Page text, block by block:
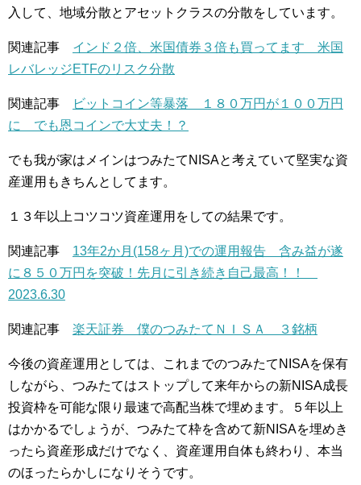
入して、地域分散とアセットクラスの分散をしています。
関連記事 インド２倍、米国債券３倍も買ってます 米国
レバレッジETFのリスク分散
関連記事
ビットコイン等暴落 １８０万円が１００万円
に でも恩コインで大丈夫！？
でも我が家はメインはつみたてNISAと考えていて堅実な資
産運用もきちんとしてます。
１３年以上コツコツ資産運用をしての結果です。
関連記事 13年2か月(158ヶ月)での運用報告 含み益が遂
に８５０万円を突破！先月に引き続き自己最高！！
2023.6.30
関連記事 楽天証券 僕のつみたてＮＩＳＡ ３銘柄
今後の資産運用としては、これまでのつみたてNISAを保有
しながら、つみたてはストップして来年からの新NISA成長
投資枠を可能な限り最速で高配当株で埋めます。５年以上
はかかるでしょうが、つみたて枠を含めて新NISAを埋めき
ったら資産形成だけでなく、資産運用自体も終わり、本当
のほったらかしになりそうです。